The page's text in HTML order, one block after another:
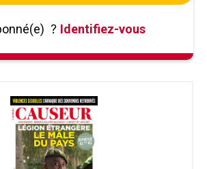
? Identifiez-vous